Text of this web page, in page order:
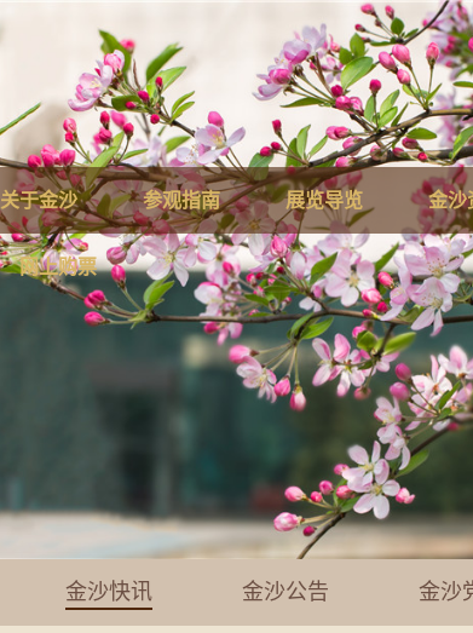
关于金沙 参观指南 展览导览 金沙
网上购票
金沙快讯 金沙公告 金沙